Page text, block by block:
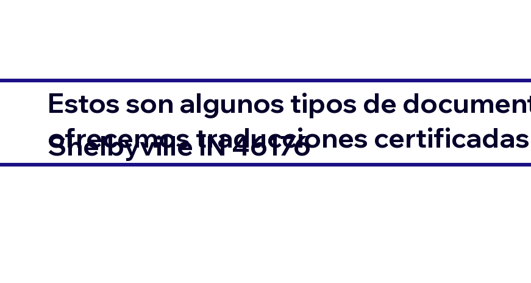
Estos son algunos tipos de
ofrecemos traducciones certificadas
Shelbyville IN 46176